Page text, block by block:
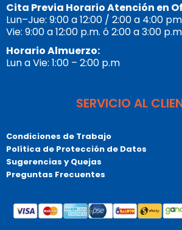
Cita Previa Horario Atención en
Lun–Jue: 9:00 a 12:00 / 2:00 a 4:00 pm
Vie: 9:00 a 12:00 p.m. ó 2:00 a 3:00 p.m
Horario Almuerzo:
Lun a Vie: 1:00 – 2:00 p.m
SERVICIO AL
Condiciones de Trabajo
Política de Protección de Datos
Sugerencias y Quejas
Preguntas Frecuentes